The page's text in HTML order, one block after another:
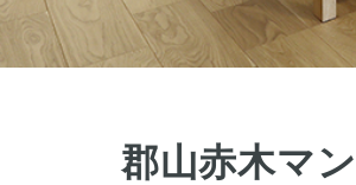
郡山赤木マ